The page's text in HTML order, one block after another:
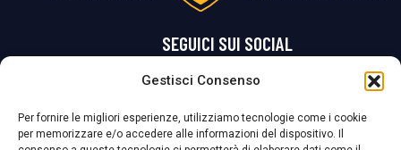
Gestisci Consenso
Per fornire le migliori esperienze, utilizziamo tecnologie come i cookie
per memorizzare e/o accedere alle informazioni del dispositivo. Il
SEGUICI SUI SOCIAL
La Società ha nominato il Responsabile della Protezione dei Dati Personali (DPO), figura specializzata che vigila sulle modalità adottate dalla